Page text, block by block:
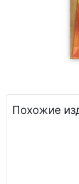
Похожие